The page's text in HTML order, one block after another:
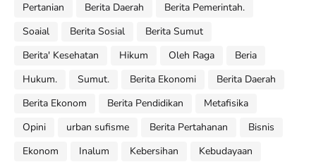
Pertanian
Berita Daerah
Berita Pemerintah.
Soaial
Berita Sosial
Berita Sumut
Berita' Kesehatan
Hikum Oleh Raga
Beria
Hukum.
Sumut. Berita Ekonomi
Berita Daerah
Berita Ekonom
Berita Pendidikan
Metafisika
Opini
urban sufisme Berita Pertahanan
Bisnis
Ekonom
Inalum Kebersihan
Kebudayaan